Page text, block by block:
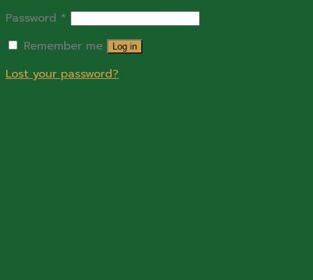
Password *
Remember me
Log in
Lost your password?